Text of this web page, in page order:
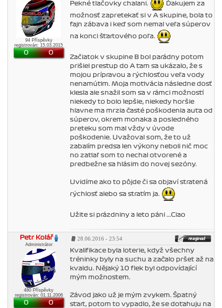
94 Příspěvky
registrován: 15.03.2015
0 0
Pekné tlačovky chalani. Ďakujem za
možnosť zapretekať si v A skupine, bola to
fajn zábava i keď som nemal veľa súperov
na konci štartového poľa.
Začiatok v skupine B bol parádny potom
prišiel prestup do A tam sa ukázalo, že s
mojou prípravou a rýchlosťou veľa vody
nenamútim. Moja motivácia následne dosť
klesla ale snažil som sa v rámci možností
niekedy to bolo lepšie, niekedy horšie
hlavne ma mrzia časté poškodenia auta od
súperov, okrem monaka a posledného
preteku som mal vždy v úvode
poškodenie. Uvažoval som, že to už
zabalím predsa len výkony neboli nič moc
no zatiaľ som to nechal otvorené a
predbežne sa hlásim do novej sezóny.
Uvidíme ako to pôjde či sa objaví stratená
rýchlosť alebo sa stratím ja.
Užite si prázdniny a leto páni ...Ciao
Petr Kolář
Administrátor
480 Příspěvky
registrován: 01.11.2006
0 0
28.06.2016 - 23:54
Kvalifikace byla loterie, když všechny
tréninky byly na suchu a začalo pršet až na
kvaldu. Nějaký 10 flek byl odpovídající
mým možnostem.
Závod jako už je mým zvykem. Špatný
start, potom to vypadlo, že se dotahuju na